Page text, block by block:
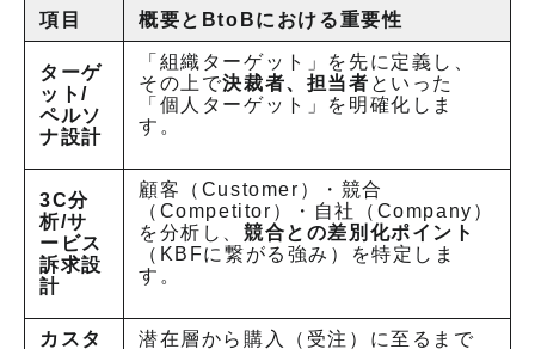
項目 概要とBtoBにおける重要性
ターゲ
ット/
ペルソ
ナ設計
「組織ターゲット」を先に定義し、
その上で決裁者、担当者 といった
「個人ターゲット」を明確化しま
す 。
3C分
析/サ
ービス
訴求設
計
顧客（Customer）・競合
（Competitor）・自社（Company）
を分析し、 競合との差別化ポイント
（KBFに繋がる強み）を特定しま
す 。
カスタ
潜在層から購入（受注）に至るまで